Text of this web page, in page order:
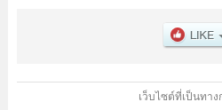
ขอเชิญใช้บริการค้นหาข้อมูลตามอัธยาศัย
เว็บไซต์ที่เป็นทาง